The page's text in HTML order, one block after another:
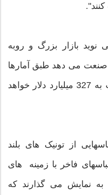
بازار بزرگ و روبه
صنعت می دهد طبق آمارها
تا سال 2020 رشد این صنعت به 327 میلیارد دلار خواهد
از تونیک های بلند
فاخر با زمینه های
به نمایش می گذارند که